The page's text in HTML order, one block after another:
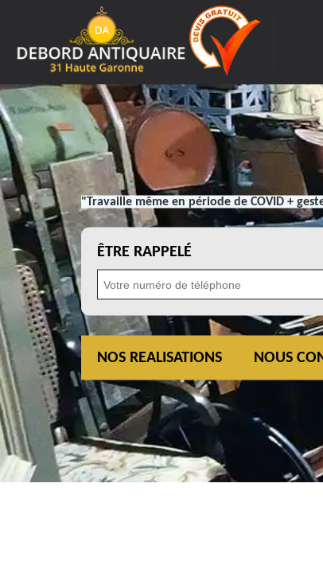
"Travaille même en période de COVID +
ÊTRE RAPPELÉ
NOS REALISATIONS NOUS